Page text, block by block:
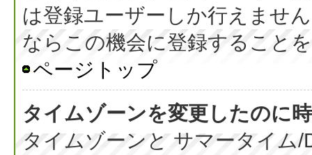
は登録ユーザーしか行えませ
ならこの機会に登録すること
ページトップ
タイムゾーンを変更したのに
タイムゾーンと サマータイム